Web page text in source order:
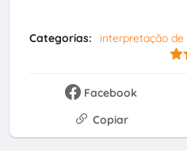
Categorias:
interpretação
Facebook
Copiar